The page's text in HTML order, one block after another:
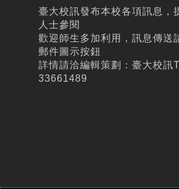
臺大校訊發布本校各項訊息，
人士參閱
歡迎師生多加利用，訊息傳送
郵件圖示按鈕
詳情請洽編輯策劃：臺大校訊
33661489